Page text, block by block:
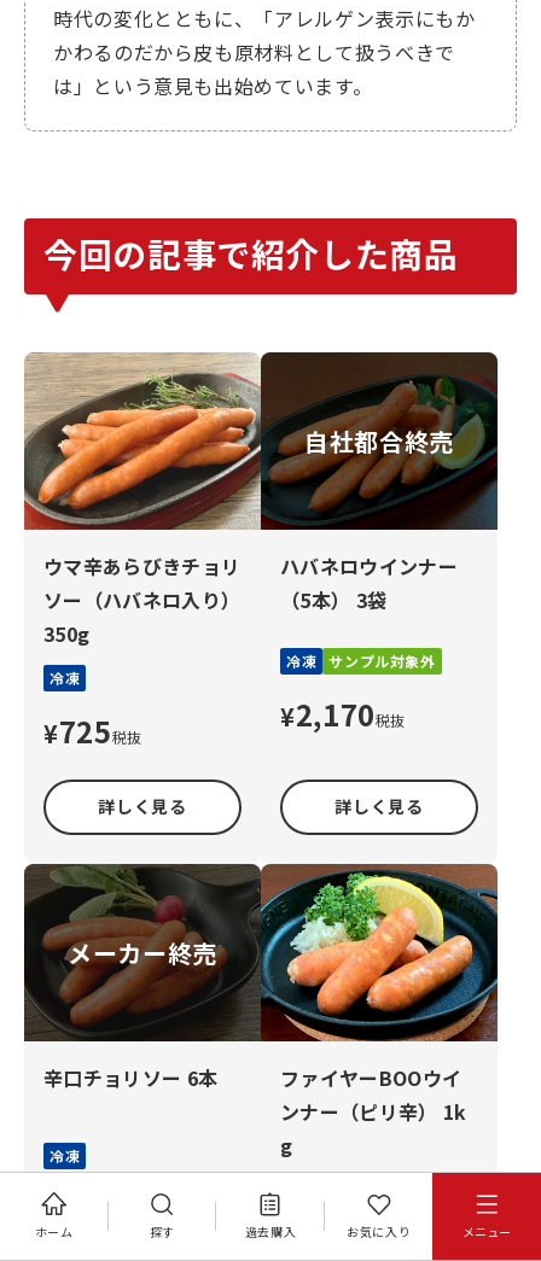
ホーム 探す 過去購入 お気に入り メニュー
時代の変化とともに、「アレルゲン表示にもか
かわるのだから皮も原材料として扱うべきで
は」という意見も出始めています。
今回の記事で紹介した商品
ウマ辛あらびきチョリ
ソー（ハバネロ入り）
350g
冷凍
¥725税抜
詳しく見る
自社都合終売
ハバネロウインナー
（5本） 3袋
冷凍 サンプル対象外
¥2,170税抜
詳しく見る
メーカー終売
辛口チョリソー 6本
冷凍
¥415
ファイヤーBOOウイ
ンナー（ピリ辛） 1k
g
¥2,070